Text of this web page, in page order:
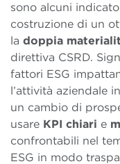
sono alcuni
costruzione di un
la doppia
direttiva CSRD.
fattori ESG
l’attività aziendale
un cambio di
usare KPI chiari e
confrontabili nel
ESG in modo